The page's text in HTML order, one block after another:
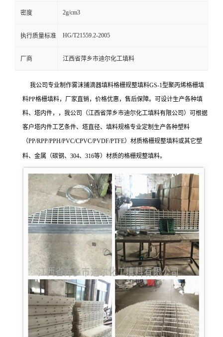
密度 2g/cm3
执行质量标准 HG/T21559.2-2005
厂商 江西省萍乡市迪尔化工填料
我公司专业制作雾沫捕滴器填料格栅规整填料GS-1型聚丙烯格栅填
料PP格栅填料，厂家直销，价格优惠，售后保障。可设计生产各种填
料、塔内件，，我公司（江西省萍乡市迪尔化工填料有限公司）可根据
客户塔内件工艺条件、塔直径、填料规格专业定制生产各种塑料
（PP/RPP/PPH/PVC/CPVC/PVDF/PTFE）材质格栅规整填料或其它塑
料、金属（碳钢、304、316等）材质的格栅规整填料。